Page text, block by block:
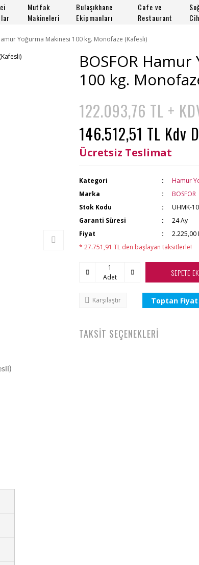
Mutfak
Makineleri
Bulaşıkhane
Ekipmanları
Cafe ve
Restaurant
Yoğurma Makinesi 100 kg. Monofaze (Kafesli)
BOSFOR
100 kg.
122.093,76 TL +
146.512,51 TL Kdv
Ücretsiz Teslimat
Kategori
Hamur
Marka
BOSFOR
Stok Kodu
UHMK-
Garanti Süresi
24 Ay
Fiyat
2.225,00
* 27.751,91 TL den başlayan taksitlerle!
Adet SEPETE
Karşılaştır Toptan Fiyat
TAKSİT SEÇENEKLERİ